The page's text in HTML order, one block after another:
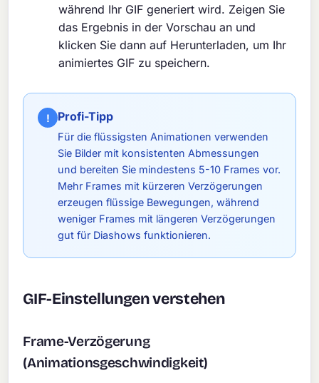
während Ihr GIF generiert wird. Zeigen Sie
das Ergebnis in der Vorschau an und
klicken Sie dann auf Herunterladen, um Ihr
animiertes GIF zu speichern.
! Profi-Tipp
Für die flüssigsten Animationen verwenden
Sie Bilder mit konsistenten Abmessungen
und bereiten Sie mindestens 5-10 Frames vor.
Mehr Frames mit kürzeren Verzögerungen
erzeugen flüssige Bewegungen, während
weniger Frames mit längeren Verzögerungen
gut für Diashows funktionieren.
GIF-Einstellungen verstehen
Frame-Verzögerung
(Animationsgeschwindigkeit)